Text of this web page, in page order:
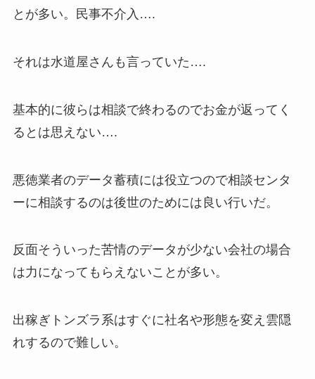
とが多い。民事不介入….
それは水道屋さんも言っていた….
基本的に彼らは相談で終わるのでお金が返ってく
るとは思えない….
悪徳業者のデータ蓄積には役立つので相談センタ
ーに相談するのは後世のためには良い行いだ。
反面そういった苦情のデータが少ない会社の場合
は力になってもらえないことが多い。
出稼ぎトンズラ系はすぐに社名や形態を変え雲隠
れするので難しい。